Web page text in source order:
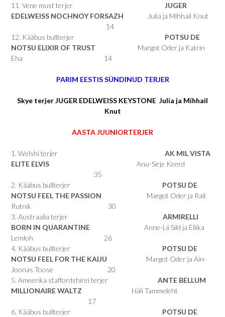
11. Vene must terjer JUGER
EDELWEISS NOCHNOY FORSAZH Julia ja Mihhail Knut
14
12. Kääbus bullterjer POTSU DE
NOTSU ELIXIR OF TRUST Margot Oder ja Katrin
Eha 14
PARIM EESTIS SÜNDINUD TERJER
Skye terjer JUGER EDELWEISS KEYSTONE Julia ja Mihhail
Knut
AASTA JUUNIORTERJER
1. Welshi terjer AK MIL VISTA
ELITE ELVIS Anu-Sirje Keerd
35
2. Kääbus bullterjer POTSU DE
NOTSU FEEL THE PASSION Margot Oder ja Rait
Rutnik 30
3. Austraalia terjer ARMIRELLI
BORN IN QUARANTINE Anne-Lii Sild ja Ellika
Lemloh 26
4. Kääbus bullterjer POTSU DE
NOTSU FEEL FOR THE KAIJU Margot Oder ja Ain-
Joonas Toose 20
5. Ameerika staffordshirei terjer ANTE BELLUM
MILLIONAIRE WALTZ Häli Tammeleht
17
6. Kääbus bullterjer POTSU DE